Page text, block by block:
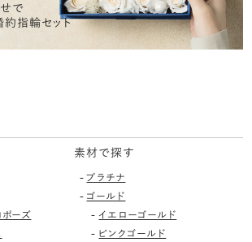
で
約指輪セット
ーズ
素材で探す
-プラチナ
- ゴールド
-イエローゴールド
- ピンクゴールド